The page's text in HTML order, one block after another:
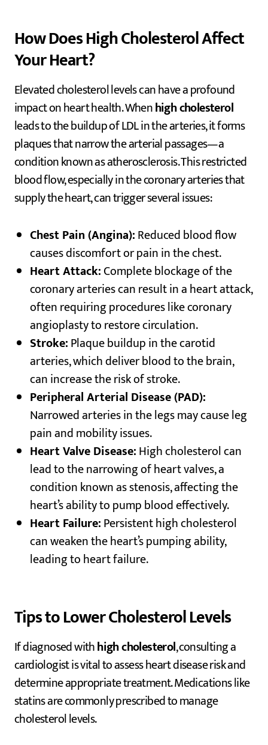
How Does High Cholesterol Affect
Your Heart?
Elevated cholesterol levels can have a profound
impact on heart health. Whenhigh cholesterol
leads to the buildup of LDL in the arteries, it forms
plaques that narrow the arterial passages—a
condition known as atherosclerosis. This restricted
blood flow, especially in the coronary arteries that
supply the heart, can trigger several issues:
Chest Pain (Angina):Reduced blood flow
causes discomfort or pain in the chest.
Heart Attack:Complete blockage of the
coronary arteries can result in a heart attack,
often requiring procedures like coronary
angioplasty to restore circulation.
Stroke:Plaque buildup in the carotid
arteries, which deliver blood to the brain,
can increase the risk of stroke.
Peripheral Arterial Disease (PAD):
Narrowed arteries in the legs may cause leg
pain and mobility issues.
Heart Valve Disease:High cholesterol can
lead to the narrowing of heart valves, a
condition known as stenosis, affecting the
heart’s ability to pump blood effectively.
Heart Failure:Persistent high cholesterol
can weaken the heart’s pumping ability,
leading to heart failure.
Tips to Lower Cholesterol Levels
If diagnosed withhigh cholesterol, consulting a
cardiologist is vital to assess heart disease risk and
determine appropriate treatment. Medications like
statins are commonly prescribed to manage
cholesterol levels.